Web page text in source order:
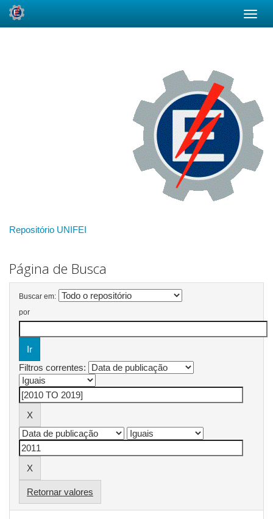
Repositório UNIFEI
Página de Busca
Buscar em:
por
Filtros correntes:
Retornar valores